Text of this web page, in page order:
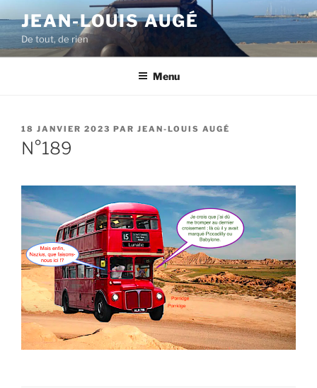
au
contenu
principal
JEAN-LOUIS AUGÉ
De tout, de rien
Menu
PUBLIÉ
LE
18 JANVIER 2023 PAR JEAN-LOUIS AUGÉ
N°189